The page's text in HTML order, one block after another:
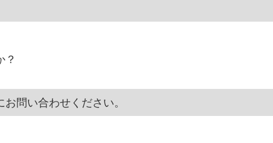
？
問い合わせください。